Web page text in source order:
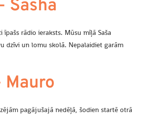
Sasha
rādio ieraksts. Mūsu mīļā Saša
dzīvi un lomu skolā. Nepalaidiet garām
Mauro
pagājušajā nedēļā, šodien startē otrā